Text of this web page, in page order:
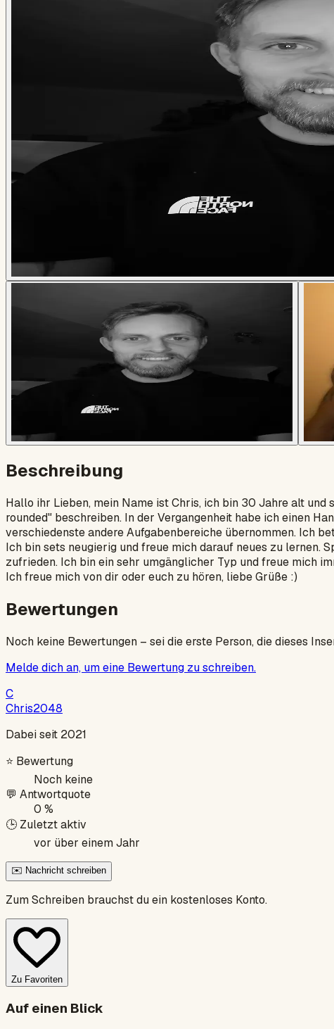
Beschreibung
Hallo ihr Lieben, mein Name ist Chris, ich bin 30 Jahre alt
rounded" beschreiben. In der Vergangenheit habe ich einen
verschiedenste andere Aufgabenbereiche übernommen. Ich
Ich bin sets neugierig und freue mich darauf neues zu lernen.
zufrieden. Ich bin ein sehr umgänglicher Typ und freue mich
Ich freue mich von dir oder euch zu hören, liebe Grüße :)
Bewertungen
Noch keine Bewertungen – sei die erste Person, die dieses
Melde dich an, um eine Bewertung zu schreiben.
C
Chris2048
Dabei seit 2021
⭐ Bewertung
Noch keine
💬 Antwortquote
0 %
🕒 Zuletzt aktiv
vor über einem Jahr
✉️ Nachricht schreiben
Zum Schreiben brauchst du ein kostenloses Konto.
Zu Favoriten
Auf einen Blick